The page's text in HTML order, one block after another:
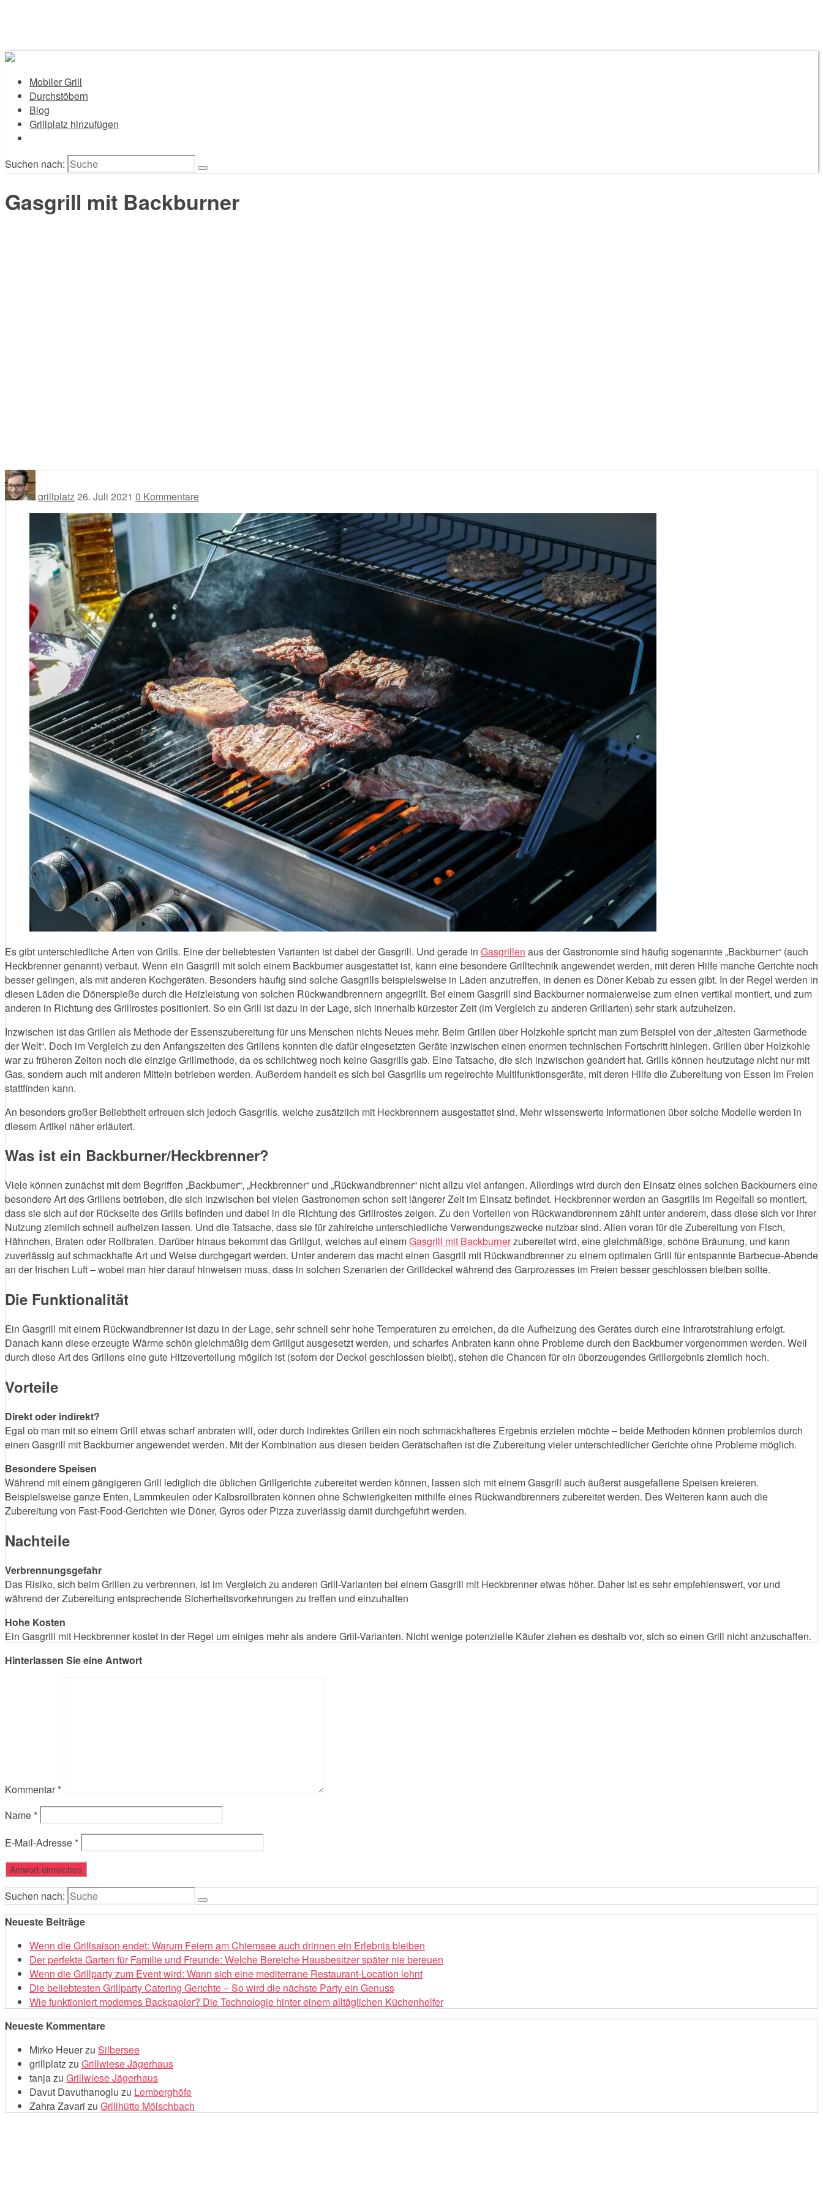
Mobiler Grill
Durchstöbern
Blog
Grillplatz hinzufügen
Suchen nach:
Gasgrill mit Backburner
grillplatz 26. Juli 2021 0 Kommentare
Es gibt unterschiedliche Arten von Grills. Eine der beliebtesten Varianten ist dabei der Gasgrill. Und gerade in Gasgrillen aus der Gastronomie sind häufig sogenannte „Backburner“ (auch
Heckbrenner genannt) verbaut. Wenn ein Gasgrill mit solch einem Backburner ausgestattet ist, kann eine besondere Grilltechnik angewendet werden, mit deren Hilfe manche Gerichte noch
besser gelingen, als mit anderen Kochgeräten. Besonders häufig sind solche Gasgrills beispielsweise in Läden anzutreffen, in denen es Döner Kebab zu essen gibt. In der Regel werden in
diesen Läden die Dönerspieße durch die Heizleistung von solchen Rückwandbrennern angegrillt. Bei einem Gasgrill sind Backburner normalerweise zum einen vertikal montiert, und zum
anderen in Richtung des Grillrostes positioniert. So ein Grill ist dazu in der Lage, sich innerhalb kürzester Zeit (im Vergleich zu anderen Grillarten) sehr stark aufzuheizen.
Inzwischen ist das Grillen als Methode der Essenszubereitung für uns Menschen nichts Neues mehr. Beim Grillen über Holzkohle spricht man zum Beispiel von der „ältesten Garmethode
der Welt“. Doch im Vergleich zu den Anfangszeiten des Grillens konnten die dafür eingesetzten Geräte inzwischen einen enormen technischen Fortschritt hinlegen. Grillen über Holzkohle
war zu früheren Zeiten noch die einzige Grillmethode, da es schlichtweg noch keine Gasgrills gab. Eine Tatsache, die sich inzwischen geändert hat. Grills können heutzutage nicht nur mit
Gas, sondern auch mit anderen Mitteln betrieben werden. Außerdem handelt es sich bei Gasgrills um regelrechte Multifunktionsgeräte, mit deren Hilfe die Zubereitung von Essen im Freien
stattfinden kann.
An besonders großer Beliebtheit erfreuen sich jedoch Gasgrills, welche zusätzlich mit Heckbrennern ausgestattet sind. Mehr wissenswerte Informationen über solche Modelle werden in
diesem Artikel näher erläutert.
Was ist ein Backburner/Heckbrenner?
Viele können zunächst mit dem Begriffen „Backburner“, „Heckbrenner“ und „Rückwandbrenner“ nicht allzu viel anfangen. Allerdings wird durch den Einsatz eines solchen Backburners eine
besondere Art des Grillens betrieben, die sich inzwischen bei vielen Gastronomen schon seit längerer Zeit im Einsatz befindet. Heckbrenner werden an Gasgrills im Regelfall so montiert,
dass sie sich auf der Rückseite des Grills befinden und dabei in die Richtung des Grillrostes zeigen. Zu den Vorteilen von Rückwandbrennern zählt unter anderem, dass diese sich vor ihrer
Nutzung ziemlich schnell aufheizen lassen. Und die Tatsache, dass sie für zahlreiche unterschiedliche Verwendungszwecke nutzbar sind. Allen voran für die Zubereitung von Fisch,
Hähnchen, Braten oder Rollbraten. Darüber hinaus bekommt das Grillgut, welches auf einemGasgrill mit Backburnerzubereitet wird, eine gleichmäßige, schöne Bräunung, und kann
zuverlässig auf schmackhafte Art und Weise durchgegart werden. Unter anderem das macht einen Gasgrill mit Rückwandbrenner zu einem optimalen Grill für entspannte Barbecue-Abende
an der frischen Luft – wobei man hier darauf hinweisen muss, dass in solchen Szenarien der Grilldeckel während des Garprozesses im Freien besser geschlossen bleiben sollte.
Die Funktionalität
Ein Gasgrill mit einem Rückwandbrenner ist dazu in der Lage, sehr schnell sehr hohe Temperaturen zu erreichen, da die Aufheizung des Gerätes durch eine Infrarotstrahlung erfolgt.
Danach kann diese erzeugte Wärme schön gleichmäßig dem Grillgut ausgesetzt werden, und scharfes Anbraten kann ohne Probleme durch den Backburner vorgenommen werden. Weil
durch diese Art des Grillens eine gute Hitzeverteilung möglich ist (sofern der Deckel geschlossen bleibt), stehen die Chancen für ein überzeugendes Grillergebnis ziemlich hoch.
Vorteile
Direkt oder indirekt?
Egal ob man mit so einem Grill etwas scharf anbraten will, oder durch indirektes Grillen ein noch schmackhafteres Ergebnis erzielen möchte – beide Methoden können problemlos durch
einen Gasgrill mit Backburner angewendet werden. Mit der Kombination aus diesen beiden Gerätschaften ist die Zubereitung vieler unterschiedlicher Gerichte ohne Probleme möglich.
Besondere Speisen
Während mit einem gängigeren Grill lediglich die üblichen Grillgerichte zubereitet werden können, lassen sich mit einem Gasgrill auch äußerst ausgefallene Speisen kreieren.
Beispielsweise ganze Enten, Lammkeulen oder Kalbsrollbraten können ohne Schwierigkeiten mithilfe eines Rückwandbrenners zubereitet werden. Des Weiteren kann auch die
Zubereitung von Fast-Food-Gerichten wie Döner, Gyros oder Pizza zuverlässig damit durchgeführt werden.
Nachteile
Verbrennungsgefahr
Das Risiko, sich beim Grillen zu verbrennen, ist im Vergleich zu anderen Grill-Varianten bei einem Gasgrill mit Heckbrenner etwas höher. Daher ist es sehr empfehlenswert, vor und
während der Zubereitung entsprechende Sicherheitsvorkehrungen zu treffen und einzuhalten
Hohe Kosten
Ein Gasgrill mit Heckbrenner kostet in der Regel um einiges mehr als andere Grill-Varianten. Nicht wenige potenzielle Käufer ziehen es deshalb vor, sich so einen Grill nicht anzuschaffen.
Hinterlassen Sie eine Antwort
Kommentar *
Name *
E-Mail-Adresse *
Suchen nach:
Neueste Beiträge
Wenn die Grillsaison endet: Warum Feiern am Chiemsee auch drinnen ein Erlebnis bleiben
Der perfekte Garten für Familie und Freunde: Welche Bereiche Hausbesitzer später nie bereuen
Wenn die Grillparty zum Event wird: Wann sich eine mediterrane Restaurant-Location lohnt
Die beliebtesten Grillparty Catering Gerichte – So wird die nächste Party ein Genuss
Wie funktioniert modernes Backpapier? Die Technologie hinter einem alltäglichen Küchenhelfer
Neueste Kommentare
Mirko Heuerzu Silbersee
grillplatzzu Grillwiese Jägerhaus
tanjazu Grillwiese Jägerhaus
Davut Davuthanoglu zu Lemberghöfe
Zahra Zavari zu Grillhütte Mölschbach